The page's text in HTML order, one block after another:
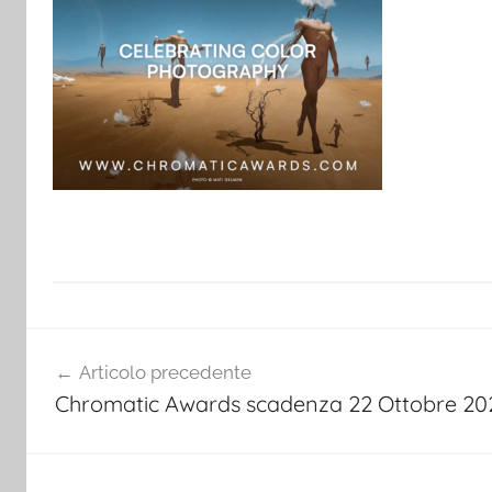
articoli
Articolo precedente
Chromatic Awards scadenza 22 Ottobre